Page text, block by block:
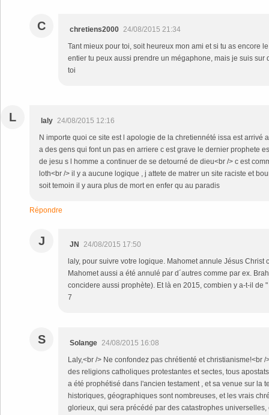
C chretiens2000 24/08/2015 21:34
Tant mieux pour toi, soit heureux mon ami et si tu as encore
entier tu peux aussi prendre un mégaphone, mais je suis sur
toi
L laly 24/08/2015 12:16
N importe quoi ce site est l apologie de la chretiennété issa est arrivé
a des gens qui font un pas en arriere c est grave le dernier prophete
de jesu s l homme a continuer de se detourné de dieu<br /> c est
loth<br /> il y a aucune logique , j attete de matrer un site raciste et
soit temoin il y aura plus de mort en enfer qu au paradis
Répondre
J JN
24/08/2015 17:50
laly, pour suivre votre logique. Mahomet annule Jésus Christ
Mahomet aussi a été annulé par d´autres comme par ex.
concidere aussi prophète). Et là en 2015, combien y a-t-il de
7
S Solange 24/08/2015 16:08
Laly,<br /> Ne confondez pas chrétienté et christianisme!<br
des religions catholiques protestantes et sectes, tous
a été prophétisé dans l'ancien testament , et sa venue sur la
historiques, géographiques sont nombreuses, et les vrais
glorieux, qui sera précédé par des catastrophes